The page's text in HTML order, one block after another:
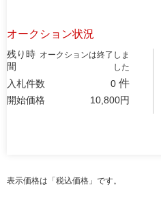
オークション状況
残り時
間
オークションは終了しま
した
入札件数 0 件
開始価格 10,800円
表示価格は「税込価格」です。